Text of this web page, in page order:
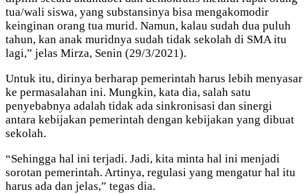
tua/wali siswa, yang substansinya bisa mengakomodir
keinginan orang tua murid. Namun, kalau sudah dua puluh
tahun, kan anak muridnya sudah tidak sekolah di SMA itu
lagi,” jelas Mirza, Senin (29/3/2021).
Untuk itu, dirinya berharap pemerintah harus lebih menyasar
ke permasalahan ini. Mungkin, kata dia, salah satu
penyebabnya adalah tidak ada sinkronisasi dan sinergi
antara kebijakan pemerintah dengan kebijakan yang dibuat
sekolah.
“Sehingga hal ini terjadi. Jadi, kita minta hal ini menjadi
sorotan pemerintah. Artinya, regulasi yang mengatur hal itu
harus ada dan jelas,” tegas dia.